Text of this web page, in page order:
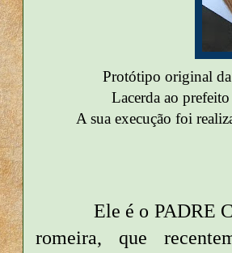
Protótipo original da
Lacerda ao
A sua execução foi
Ele é o PADRE
romeira, que